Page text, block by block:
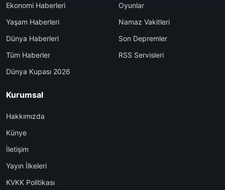
Ekonomi Haberleri
Yaşam Haberleri
Dünya Haberleri
Tüm Haberler
Dünya Kupası 2026
Oyunlar
Namaz Vakitleri
Son Depremler
RSS Servisleri
Kurumsal
Hakkımızda
Künye
İletişim
Yayın İlkeleri
KVKK Politikası